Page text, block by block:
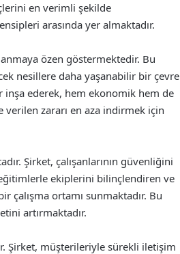
en verimli şekilde
arasında yer almaktadır.
özen göstermektedir. Bu
nesillere daha yaşanabilir bir çevre
inşa ederek, hem ekonomik hem de
verilen zararı en aza indirmek için
Şirket, çalışanlarının güvenliğini
ekiplerini bilinçlendiren ve
çalışma ortamı sunmaktadır. Bu
artırmaktadır.
Şirket, müşterileriyle sürekli iletişim